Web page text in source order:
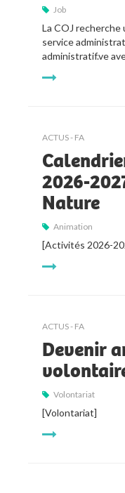
Job
La COJ
service
administratif.ve
ACTUS - FA
2026-
Nature
Animation
[Activités 2026-
ACTUS - FA
Devenir
Volontariat
[Volontariat]